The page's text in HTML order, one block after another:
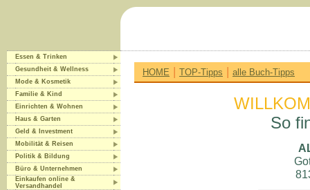
Essen & Trinken
Gesundheit & Wellness
Mode & Kosmetik
Familie & Kind
Einrichten & Wohnen
Haus & Garten
Geld & Investment
Mobilität & Reisen
Politik & Bildung
Büro & Unternehmen
Einkaufen online &
Versandhandel
HOME | TOP-Tipps | alle Buch-Tipps
So